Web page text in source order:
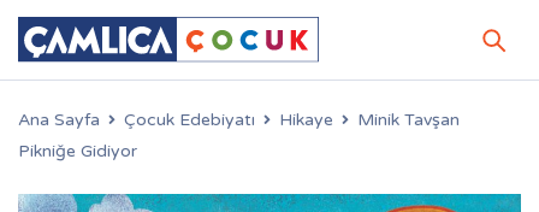
Ana Sayfa Çocuk Edebiyatı Hikaye
Minik Tavşan
Pikniğe Gidiyor